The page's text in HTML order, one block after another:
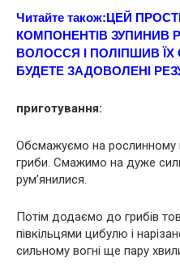
Читайте також:ЦEЙ
КОМПОНЕНТІВ ЗУПИНИВ
ВОЛОССЯ І ПОЛІПШИВ ЇХ
БУДЕТЕ ЗАДOВОЛЕНІ
приготування:
Обсмажуємо на рослинному
гриби. Смажимо на дуже
рум’янилися.
Потім додаємо до грибів
півкільцями цибулю і
сильному вогні ще пару